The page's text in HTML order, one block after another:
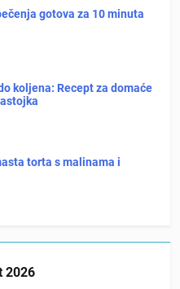
gotova za 10 minuta
koljena: Recept za domaće
torta s malinama i
2026